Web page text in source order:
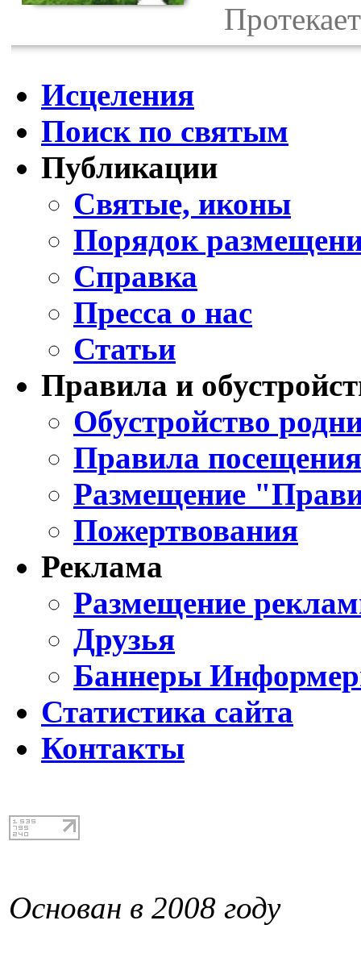
Исцеления
Поиск по святым
Публикации
Святые, иконы
Порядок
Справка
Пресса о нас
Статьи
Правила и
Обустройство
Правила
Размещение
Пожертвования
Реклама
Размещение
Друзья
Баннеры
Статистика сайта
Контакты
Основан в 2008 году